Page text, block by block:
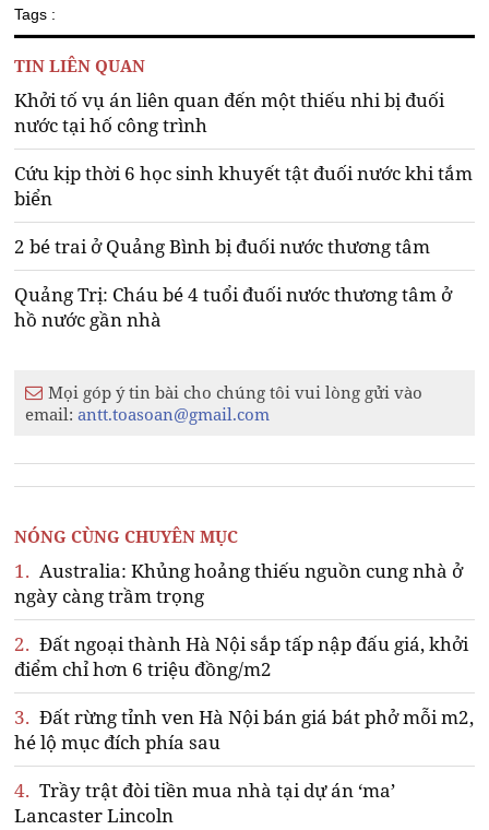
Tags :
TIN LIÊN QUAN
Khởi tố vụ án liên quan đến một thiếu nhi bị đuối
nước tại hố công trình
Cứu kịp thời 6 học sinh khuyết tật đuối nước khi tắm
biển
2 bé trai ở Quảng Bình bị đuối nước thương tâm
Quảng Trị: Cháu bé 4 tuổi đuối nước thương tâm ở
hồ nước gần nhà
Mọi góp ý tin bài cho chúng tôi vui lòng gửi vào
email:antt.toasoan@gmail.com
NÓNG CÙNG CHUYÊN MỤC
1. Australia: Khủng hoảng thiếu nguồn cung nhà ở
ngày càng trầm trọng
2. Đất ngoại thành Hà Nội sắp tấp nập đấu giá, khởi
điểm chỉ hơn 6 triệu đồng/m2
3. Đất rừng tỉnh ven Hà Nội bán giá bát phở mỗi m2,
hé lộ mục đích phía sau
4. Trầy trật đòi tiền mua nhà tại dự án ‘ma’
Lancaster Lincoln